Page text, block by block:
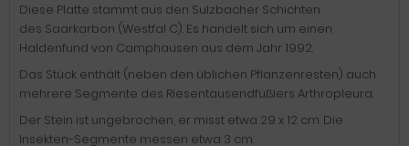
Diese Platte stammt aus den Sulzbacher Schichten
des Saarkarbon (Westfal C). Es handelt sich um einen
Haldenfund von Camphausen aus dem Jahr 1992.
Das Stück enthält (neben den üblichen Pflanzenresten) auch
mehrere Segmente des Riesentausendfüßlers Arthropleura.
Der Stein ist ungebrochen, er misst etwa 29 x 12 cm. Die
Insekten-Segmente messen etwa 3 cm.